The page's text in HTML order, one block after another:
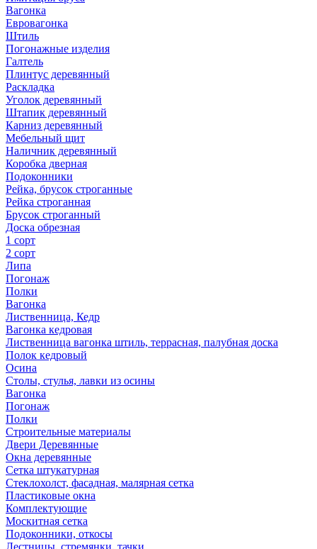
Вагонка
Евровагонка
Штиль
Погонажные изделия
Галтель
Плинтус деревянный
Раскладка
Уголок деревянный
Штапик деревянный
Карниз деревянный
Мебельный щит
Наличник деревянный
Коробка дверная
Подоконники
Рейка, брусок строганные
Рейка строганная
Брусок строганный
Доска обрезная
1 сорт
2 сорт
Липа
Погонаж
Полки
Вагонка
Лиственница, Кедр
Вагонка кедровая
Лиственница вагонка штиль, террасная, палубная доска
Полок кедровый
Осина
Столы, стулья, лавки из осины
Вагонка
Погонаж
Полки
Строительные материалы
Двери Деревянные
Окна деревянные
Сетка штукатурная
Стеклохолст, фасадная, малярная сетка
Пластиковые окна
Комплектующие
Москитная сетка
Подоконники, откосы
Лестницы, стремянки, тачки